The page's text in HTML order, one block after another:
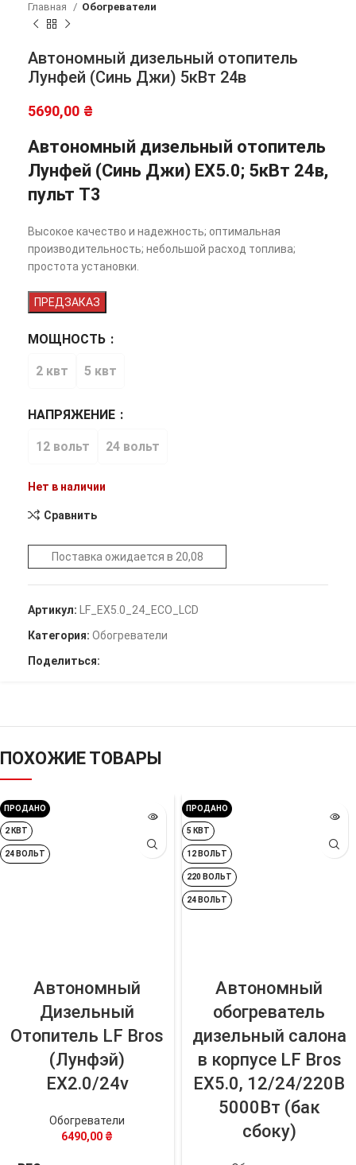
Главная Обогреватели
Автономный дизельный отопитель
Лунфей (Синь Джи) 5кВт 24в
5690,00 ₴
Автономный дизельный отопитель
Лунфей (Синь Джи) EX5.0; 5кВт 24в,
пульт T3
Высокое качество и надежность; оптимальная
производительность; небольшой расход топлива;
простота установки.
ПРЕДЗАКАЗ
МОЩНОСТЬ
2 квт 5 квт
НАПРЯЖЕНИЕ
12 вольт 24 вольт
Нет в наличии
Сравнить
Поставка ожидается в 20,08
Артикул: LF_EX5.0_24_ECO_LCD
Категория: Обогреватели
Поделиться:
ПОХОЖИЕ ТОВАРЫ
ПРОДАНО
2 КВТ
24 ВОЛЬТ
Автономный
Дизельный
Отопитель LF Bros
(Лунфэй)
EX2.0/24v
Обогреватели
6490,00 ₴
ПРОДАНО
5 КВТ
12 ВОЛЬТ
220 ВОЛЬТ
24 ВОЛЬТ
Автономный
обогреватель
дизельный салона
в корпусе LF Bros
EX5.0, 12/24/220В
5000Вт (бак
сбоку)